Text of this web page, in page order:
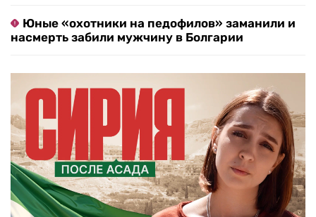
Юные «охотники на педофилов» заманили и
насмерть забили мужчину в Болгарии